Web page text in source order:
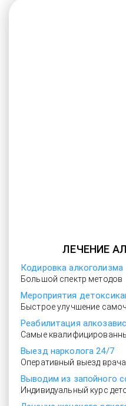
ЛЕЧЕНИЕ
Кодировка алкоголизма
Большой спектр методов
Мероприятия
Быстрое улучшение
Реабилитация
Самые
Выезд нарколога 24/7
Оперативный выезд врача
Выводим из запойного
Индивидуальный курс